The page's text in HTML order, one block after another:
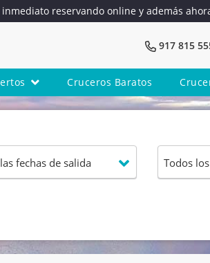
reservando online y además
917 815
Cruceros Baratos